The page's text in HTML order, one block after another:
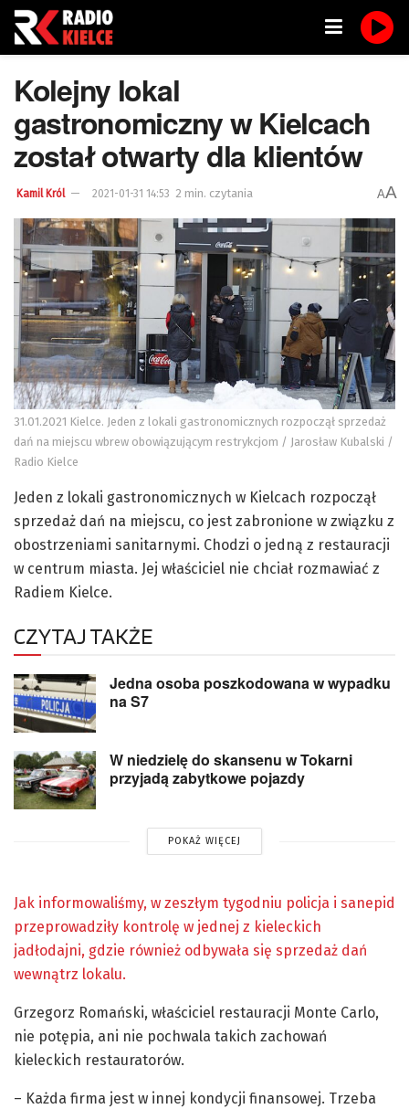
Kolejny lokal
gastronomiczny w Kielcach
został otwarty dla klientów
Kamil Król 2021-01-31 14:53 2 min. czytania AA
31.01.2021 Kielce. Jeden z lokali gastronomicznych rozpoczął sprzedaż
dań na miejscu wbrew obowiązującym restrykcjom / Jarosław Kubalski /
Radio Kielce
Jeden z lokali gastronomicznych w Kielcach rozpoczął
sprzedaż dań na miejscu, co jest zabronione w związku z
obostrzeniami sanitarnymi. Chodzi o jedną z restauracji
w centrum miasta. Jej właściciel nie chciał rozmawiać z
Radiem Kielce.
CZYTAJ TAKŻE
Jedna osoba poszkodowana w wypadku
na S7
W niedzielę do skansenu w Tokarni
przyjadą zabytkowe pojazdy
POKAŻ WIĘCEJ
Jak informowaliśmy, w zeszłym tygodniu policja i sanepid
przeprowadziły kontrolę w jednej z kieleckich
jadłodajni, gdzie również odbywała się sprzedaż dań
wewnątrz lokalu.
Grzegorz Romański, właściciel restauracji Monte Carlo,
nie potępia, ani nie pochwala takich zachowań
kieleckich restauratorów.
– Każda firma jest w innej kondycji finansowej. Trzeba